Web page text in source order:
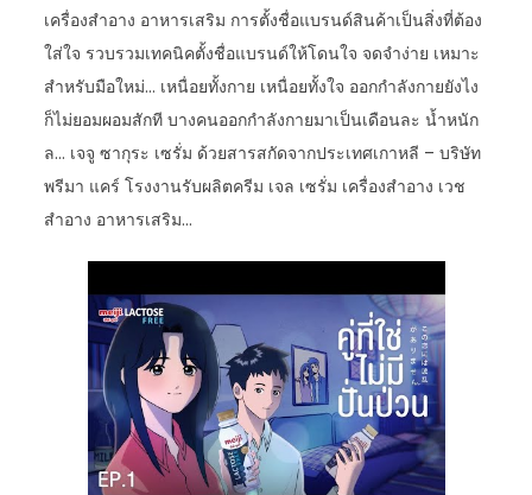
เครื่องสำอาง อาหารเสริม การตั้งชื่อแบรนด์สินค้าเป็นสิ่งที่ต้อง
ใส่ใจ รวบรวมเทคนิคตั้งชื่อแบรนด์ให้โดนใจ จดจำง่าย เหมาะ
สำหรับมือใหม่… เหนื่อยทั้งกาย เหนื่อยทั้งใจ ออกกำลังกายยังไง
ก็ไม่ยอมผอมสักที บางคนออกกำลังกายมาเป็นเดือนละ น้ำหนัก
ล… เจจู ซากุระ เซรั่ม ด้วยสารสกัดจากประเทศเกาหลี – บริษัท
พรีมา แคร์ โรงงานรับผลิตครีม เจล เซรั่ม เครื่องสำอาง เวช
สำอาง อาหารเสริม…